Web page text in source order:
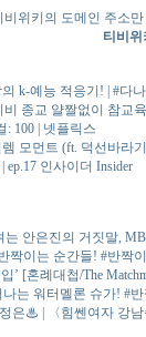
위키의 도메인 주소
티비
k-예능 적응기! | #다
종교 얄짤없이 참교
: 100 | 넷플릭스
모먼트 (ft. 덕선바라
인사이더 Insider
안은진의 거짓말,
짝이는 순간들! #반짝
’ [혼례대첩/The
는 워터멜론 슈가! #
은♨ | 〈힘쎈여자 강